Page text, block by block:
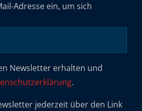
Adresse ein, um sich
Newsletter erhalten und
.
jederzeit über den Link